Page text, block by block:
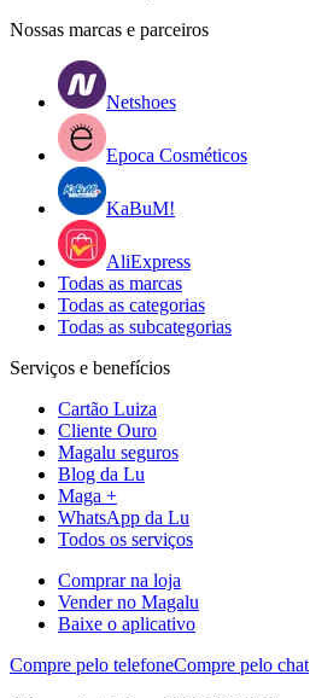
Nossas marcas e parceiros
Netshoes
Epoca Cosméticos
KaBuM!
AliExpress
Todas as marcas
Todas as categorias
Todas as subcategorias
Serviços e benefícios
Cartão Luiza
Cliente Ouro
Magalu seguros
Blog da Lu
Maga +
WhatsApp da Lu
Todos os serviços
Comprar na loja
Vender no Magalu
Baixe o aplicativo
Compre pelo telefoneCompre pelo chat